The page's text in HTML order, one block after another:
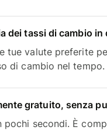
dei tassi di cambio in
tue valute preferite
di cambio nel tempo.
gratuito, senza
pochi secondi. È